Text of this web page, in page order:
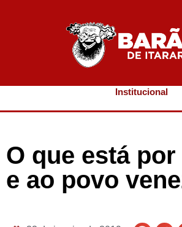
Institucional
O que está
e ao povo